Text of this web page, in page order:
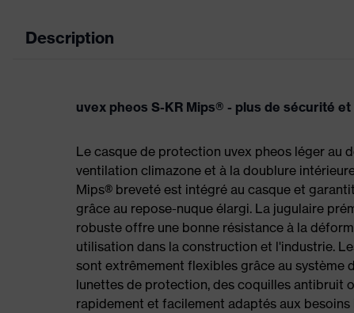
Description
uvex pheos S-KR Mips® - plus de sécurité
Le casque de protection uvex pheos léger
ventilation climazone et à la doublure
Mips® breveté est intégré au casque et
grâce au repose-nuque élargi. La jugulaire
robuste offre une bonne résistance à la
utilisation dans la construction et l'industrie.
sont extrêmement flexibles grâce au système
lunettes de protection, des coquilles antibruit
rapidement et facilement adaptés aux